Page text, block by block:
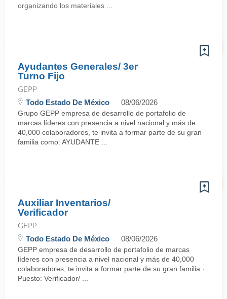
organizando los materiales ...
Ayudantes Generales/ 3er
Turno Fijo
GEPP
Todo Estado De México 08/06/2026
Grupo GEPP empresa de desarrollo de portafolio de
marcas líderes con presencia a nivel nacional y más de
40,000 colaboradores, te invita a formar parte de su gran
familia como: AYUDANTE ...
Auxiliar Inventarios/
Verificador
GEPP
Todo Estado De México 08/06/2026
GEPP empresa de desarrollo de portafolio de marcas
líderes con presencia a nivel nacional y más de 40,000
colaboradores, te invita a formar parte de su gran familia:·
Puesto: Verificador/ ...